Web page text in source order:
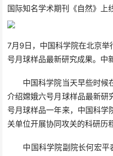
国际知名学术期刊《自然》上
7月9日，中国科学院在北京
号月球样品最新研究成果。中
中国科学院当天早些时候在
介绍嫦娥六号月球样品最新研
号月球样品一年来，中国科学
关单位开展协同攻关的科研历
中国科学院副院长何宏平